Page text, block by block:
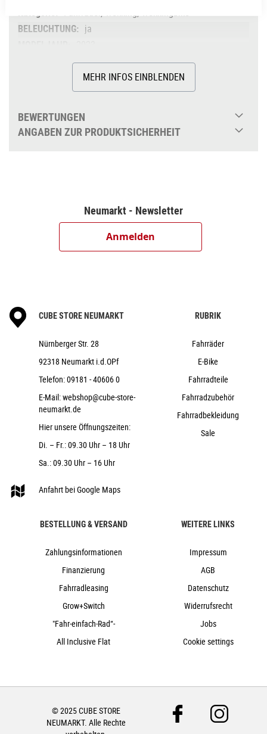
Fahrräder, Trekking, Trekkingbike
ja
Trapez
ja
Damen
ja
MEHR INFOS EINBLENDEN
BEWERTUNGEN
ANGABEN ZUR PRODUKTSICHERHEIT
Neumarkt - Newsletter
Anmelden
CUBE STORE NEUMARKT
Nürnberger Str. 28
92318 Neumarkt i.d.OPf
Telefon:09181 - 40606 0
E-Mail:webshop@cube-store-
neumarkt.de
Hier unsere Öffnungszeiten:
Di. – Fr.: 09.30 Uhr – 18 Uhr
Sa.: 09.30 Uhr – 16 Uhr
Anfahrt bei Google Maps
RUBRIK
Fahrräder
E-Bike
Fahrradteile
Fahrradzubehör
Fahrradbekleidung
Sale
BESTELLUNG & VERSAND
Zahlungsinformationen
Finanzierung
Fahrradleasing
Grow+Switch
"Fahr-einfach-Rad“-
All Inclusive Flat
WEITERE LINKS
Impressum
AGB
Datenschutz
Widerrufsrecht
Jobs
Cookie settings
© 2025 CUBE STORE
NEUMARKT. Alle Rechte